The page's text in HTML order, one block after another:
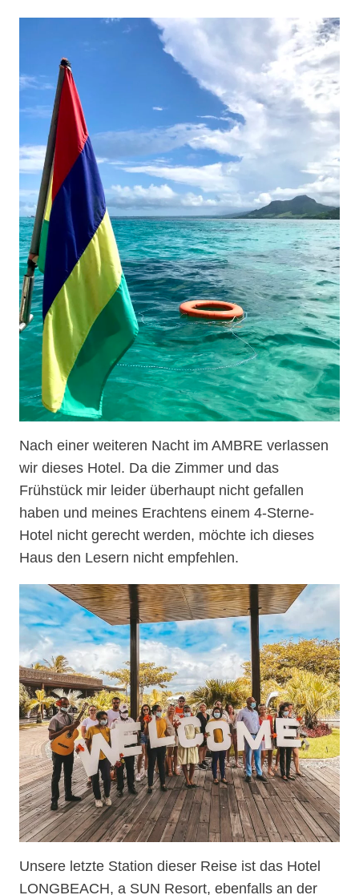
Nach einer weiteren Nacht im AMBRE verlassen
wir dieses Hotel. Da die Zimmer und das
Frühstück mir leider überhaupt nicht gefallen
haben und meines Erachtens einem 4-Sterne-
Hotel nicht gerecht werden, möchte ich dieses
Haus den Lesern nicht empfehlen.
Unsere letzte Station dieser Reise ist das Hotel
LONGBEACH, a SUN Resort, ebenfalls an der